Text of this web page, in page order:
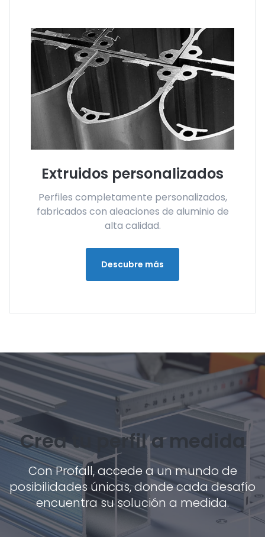
Extruidos personalizados
Perfiles completamente personalizados,
fabricados con aleaciones de aluminio de
alta calidad.
Descubre más
Crea tu perfil a medida
Con Profall, accede a un mundo de
posibilidades únicas, donde cada desafío
encuentra su solución a medida.